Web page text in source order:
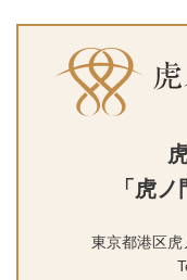
「虎
東京都港区虎